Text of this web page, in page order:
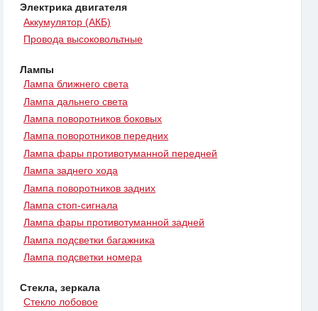
Электрика двигателя
Аккумулятор (АКБ)
Провода высоковольтные
Лампы
Лампа ближнего света
Лампа дальнего света
Лампа поворотников боковых
Лампа поворотников передних
Лампа фары противотуманной передней
Лампа заднего хода
Лампа поворотников задних
Лампа стоп-сигнала
Лампа фары противотуманной задней
Лампа подсветки багажника
Лампа подсветки номера
Стекла, зеркала
Стекло лобовое